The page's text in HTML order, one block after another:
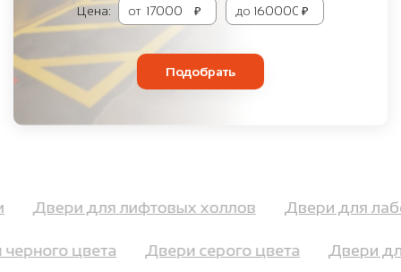
Цена: от ₽ до ₽
Подобрать
Двери для лифтовых холлов Двери для
цвета Двери серого цвета Двери